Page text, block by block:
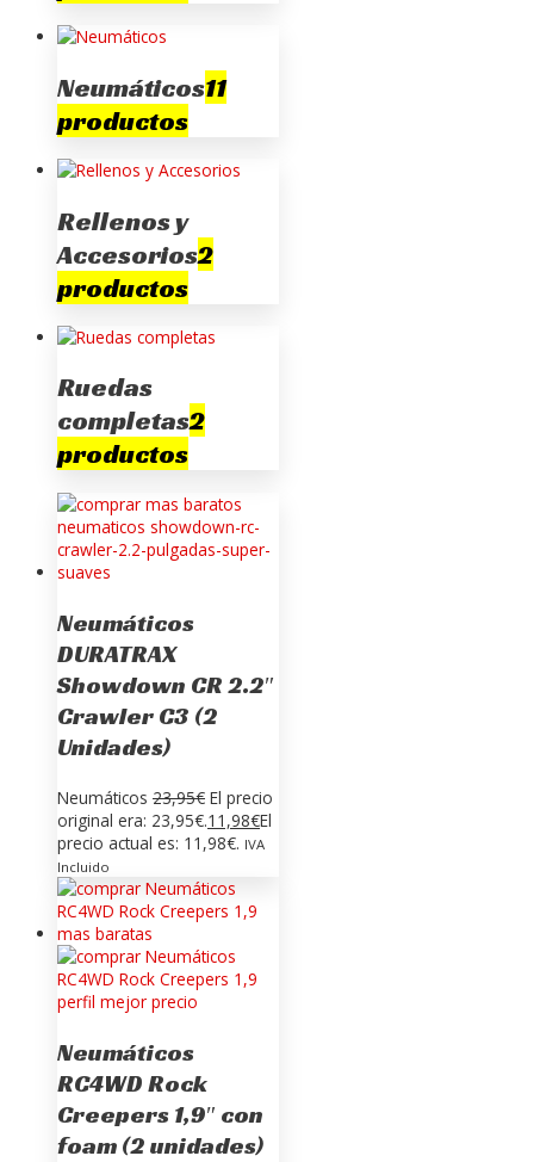
Neumáticos11
productos
Rellenos y
Accesorios2
productos
Ruedas
completas2
productos
Neumáticos
DURATRAX
Showdown CR 2.2″
Crawler C3 (2
Unidades)
Neumáticos 23,95€ El precio
original era: 23,95€.11,98€El
precio actual es: 11,98€. IVA
Incluido
Neumáticos
RC4WD Rock
Creepers 1,9″ con
foam (2 unidades)